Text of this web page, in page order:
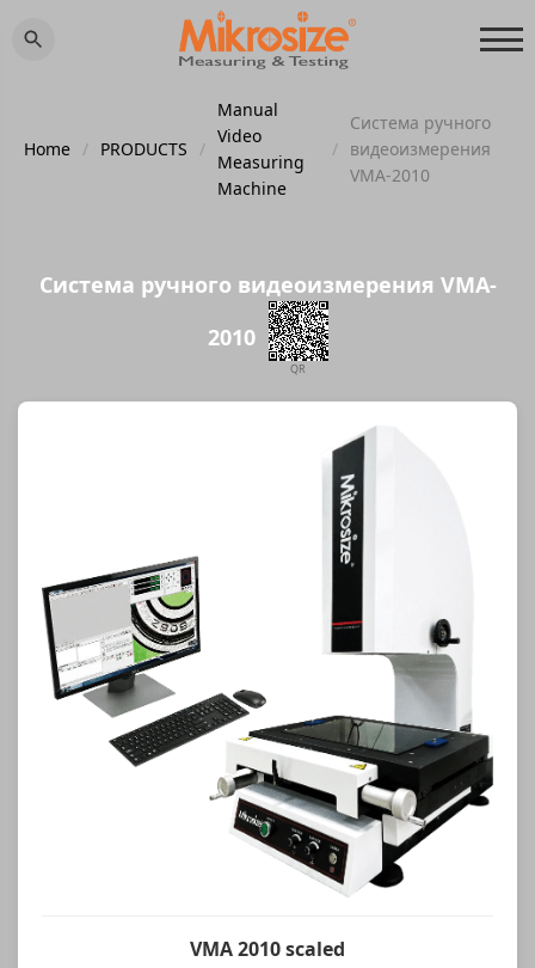
Home / PRODUCTS /
Manual
Video
Measuring
Machine
/
Система ручного
видеоизмерения
VMA-2010
Система ручного видеоизмерения VMA-
2010
QR
VMA 2010 scaled